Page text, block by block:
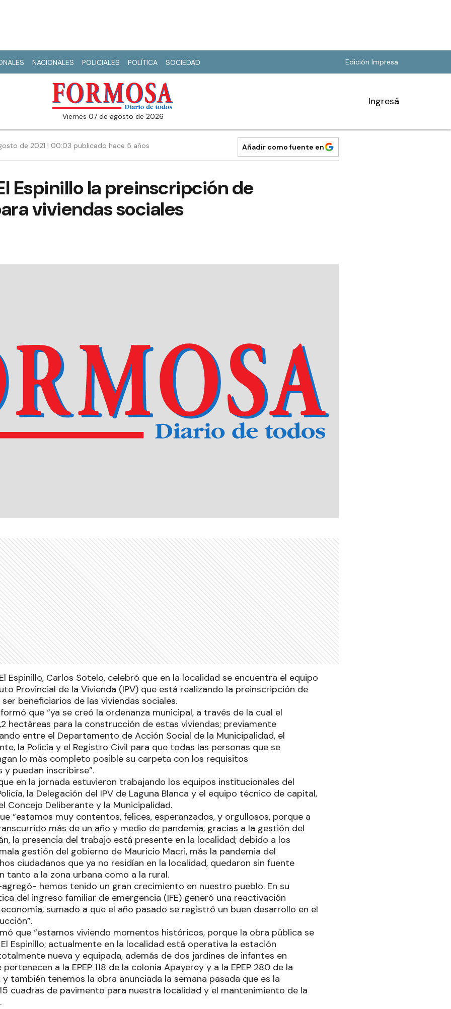
NACIONALES POLICIALES POLÍTICA SOCIEDAD Edición Impresa
viernes 07 de agosto de 2026
Ingresá
de 2021 | 00:03 publicado hace 5 años Añadir como fuente en
Espinillo la preinscripción de
viviendas sociales
Espinillo, Carlos Sotelo, celebró que en la localidad se encuentra el equipo
Provincial de la Vivienda (IPV) que está realizando la preinscripción de
beneficiarios de las viviendas sociales.
que “ya se creó la ordenanza municipal, a través de la cual el
hectáreas para la construcción de estas viviendas; previamente
entre el Departamento de Acción Social de la Municipalidad, el
la Policía y el Registro Civil para que todas las personas que se
lo más completo posible su carpeta con los requisitos
puedan inscribirse”.
en la jornada estuvieron trabajando los equipos institucionales del
la Delegación del IPV de Laguna Blanca y el equipo técnico de capital,
Concejo Deliberante y la Municipalidad.
“estamos muy contentos, felices, esperanzados, y orgullosos, porque a
más de un año y medio de pandemia, gracias a la gestión del
la presencia del trabajo está presente en la localidad; debido a los
gestión del gobierno de Mauricio Macri, más la pandemia del
ciudadanos que ya no residían en la localidad, quedaron sin fuente
tanto a la zona urbana como a la rural.
hemos tenido un gran crecimiento en nuestro pueblo. En su
del ingreso familiar de emergencia (IFE) generó una reactivación
sumado a que el año pasado se registró un buen desarrollo en el
que “estamos viviendo momentos históricos, porque la obra pública se
Espinillo; actualmente en la localidad está operativa la estación
nueva y equipada, además de dos jardines de infantes en
a la EPEP 118 de la colonia Apayerey y a la EPEP 280 de la
y también tenemos la obra anunciada la semana pasada que es la
cuadras de pavimento para nuestra localidad y el mantenimiento de la